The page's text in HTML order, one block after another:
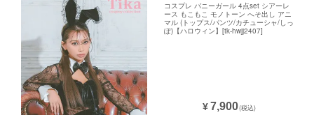
コスプレ バニーガール 4点set シアーレ
ース もこもこ モノトーン へそ出し アニ
マル (トップス/パンツ/カチューシャ/しっ
ぽ)【ハロウィン】[tk-hwjj2407]
¥ 7,900(税込)